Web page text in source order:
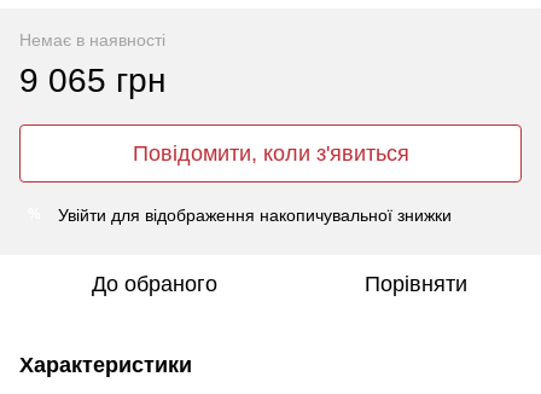
Немає в наявності
9 065 грн
Повідомити, коли з'явиться
Увійти для відображення накопичувальної знижки
До обраного Порівняти
Характеристики